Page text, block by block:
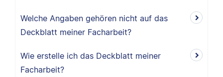
Welche Angaben gehören nicht auf das
Deckblatt meiner Facharbeit?
Wie erstelle ich das Deckblatt meiner
Facharbeit?